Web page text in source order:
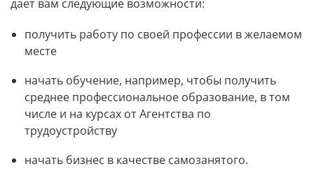
дает вам следующие возможности:
получить работу по своей профессии в желаемом
месте
начать обучение, например, чтобы получить
среднее профессиональное образование, в том
числе и на курсах от Агентства по
трудоустройству
начать бизнес в качестве самозанятого.